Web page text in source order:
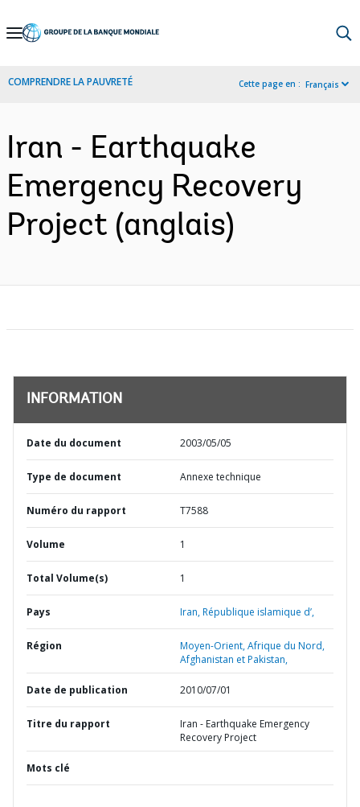
Skip
Navigation
COMPRENDRE LA PAUVRETÉ Cette page en : Français
Iran - Earthquake
Emergency Recovery
Project (anglais)
INFORMATION
Date du document 2003/05/05
Type de document Annexe technique
Numéro du rapport T7588
Volume 1
Total Volume(s) 1
Pays Iran,République islamique d’,
Région
Moyen-Orient, Afrique du Nord,
Afghanistan et Pakistan,
Date de publication 2010/07/01
Titre du rapport
Iran - Earthquake Emergency
Recovery Project
Mots clé